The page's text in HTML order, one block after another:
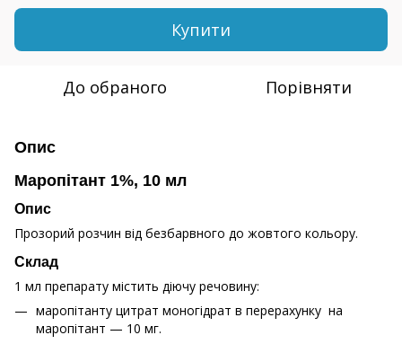
Купити
До обраного Порівняти
Опис
Маропітант 1%, 10 мл
Опис
Прозорий розчин від безбарвного до жовтого кольору.
Склад
1 мл препарату містить діючу речовину:
маропітанту цитрат моногідрат в перерахунку на
маропітант — 10 мг.